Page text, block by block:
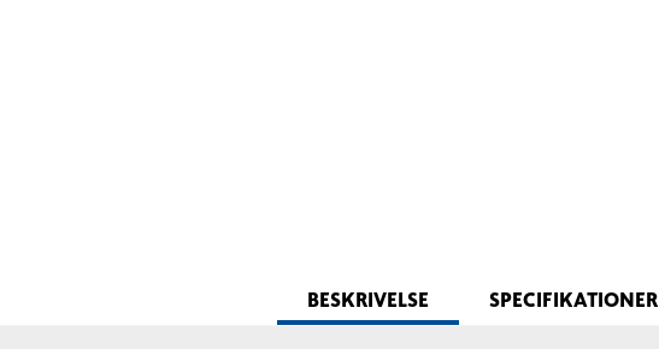
BESKRIVELSE SPECIFIKATIONER